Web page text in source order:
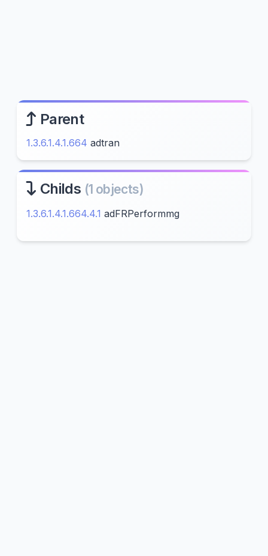
Parent
1.3.6.1.4.1.664 adtran
Childs (1 objects)
1.3.6.1.4.1.664.4.1 adFRPerformmg